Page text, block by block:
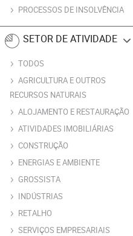
PROCESSOS DE INSOLVÊNCIA
SETOR DE ATIVIDADE
TODOS
AGRICULTURA E OUTROS
RECURSOS NATURAIS
ALOJAMENTO E RESTAURAÇÃO
ATIVIDADES IMOBILIÁRIAS
CONSTRUÇÃO
ENERGIAS E AMBIENTE
GROSSISTA
INDÚSTRIAS
RETALHO
SERVIÇOS EMPRESARIAIS